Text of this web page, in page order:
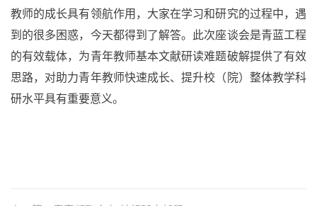
教师的成长具有领航作用，大家在学习和研究的过程中，遇
到的很多困惑，今天都得到了解答。此次座谈会是青蓝工程
的有效载体，为青年教师基本文献研读难题破解提供了有效
思路，对助力青年教师快速成长、提升校（院）整体教学科
研水平具有重要意义。